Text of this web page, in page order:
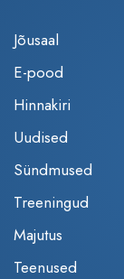
Jõusaal
E-pood
Hinnakiri
Uudised
Sündmused
Treeningud
Majutus
Teenused